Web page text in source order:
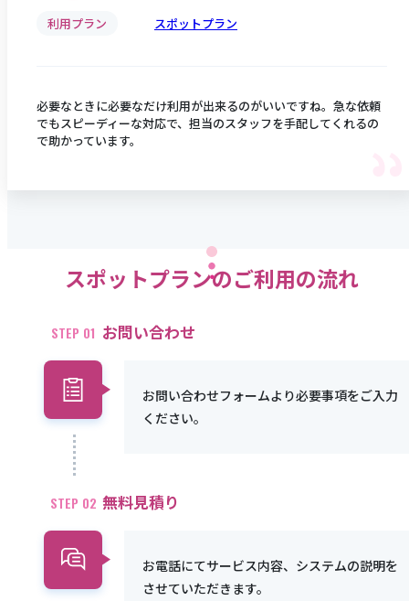
利用プラン スポットプラン
必要なときに必要なだけ利用が出来るのがいいですね。急な依頼
でもスピーディーな対応で、担当のスタッフを手配してくれるの
で助かっています。
スポットプランのご利用の流れ
STEP 01 お問い合わせ
お問い合わせフォームより必要事項をご入力
ください。
STEP 02 無料見積り
お電話にてサービス内容、システムの説明を
させていただきます。